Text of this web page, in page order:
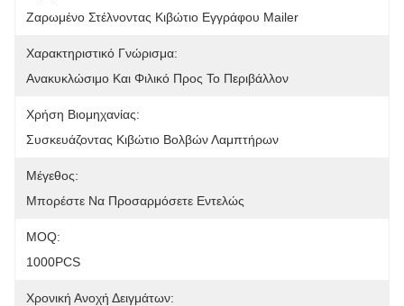
Ζαρωμένο Στέλνοντας Κιβώτιο Εγγράφου Mailer
Χαρακτηριστικό Γνώρισμα:
Ανακυκλώσιμο Και Φιλικό Προς Το Περιβάλλον
Χρήση Βιομηχανίας:
Συσκευάζοντας Κιβώτιο Βολβών Λαμπτήρων
Μέγεθος:
Μπορέστε Να Προσαρμόσετε Εντελώς
MOQ:
1000PCS
Χρονική Ανοχή Δειγμάτων: